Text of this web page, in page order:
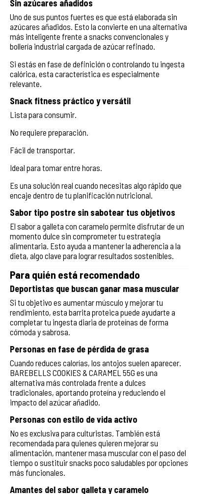
Sin azúcares añadidos
Uno de sus puntos fuertes es que está elaborada sin
azúcares añadidos. Esto la convierte en una alternativa
más inteligente frente a snacks convencionales y
bollería industrial cargada de azúcar refinado.
Si estás en fase de definición o controlando tu ingesta
calórica, esta característica es especialmente
relevante.
Snack fitness práctico y versátil
Lista para consumir.
No requiere preparación.
Fácil de transportar.
Ideal para tomar entre horas.
Es una solución real cuando necesitas algo rápido que
encaje dentro de tu planificación nutricional.
Sabor tipo postre sin sabotear tus objetivos
El sabor a galleta con caramelo permite disfrutar de un
momento dulce sin comprometer tu estrategia
alimentaria. Esto ayuda a mantener la adherencia a la
dieta, algo clave para lograr resultados sostenibles.
Para quién está recomendado
Deportistas que buscan ganar masa muscular
Si tu objetivo es aumentar músculo y mejorar tu
rendimiento, esta barrita proteica puede ayudarte a
completar tu ingesta diaria de proteínas de forma
cómoda y sabrosa.
Personas en fase de pérdida de grasa
Cuando reduces calorías, los antojos suelen aparecer.
BAREBELLS COOKIES & CARAMEL 55G es una
alternativa más controlada frente a dulces
tradicionales, aportando proteína y reduciendo el
impacto del azúcar añadido.
Personas con estilo de vida activo
No es exclusiva para culturistas. También está
recomendada para quienes quieren mejorar su
alimentación, mantener masa muscular con el paso del
tiempo o sustituir snacks poco saludables por opciones
más funcionales.
Amantes del sabor galleta y caramelo